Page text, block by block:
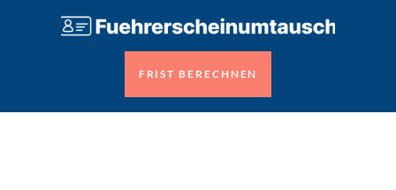
FRIST BERECHNEN